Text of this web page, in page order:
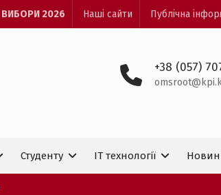
ВИБОРИ 2026 Наші сайти Публічна
+38 (057)
Студенту IT технологiї